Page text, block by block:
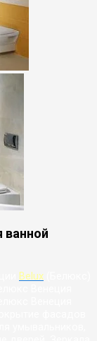
ванной
Belux